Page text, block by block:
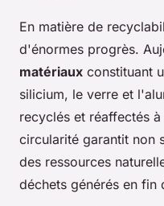
En matière de
d'énormes progrès.
matériaux constituant
silicium, le verre et
recyclés et réaffectés
circularité garantit non
des ressources
déchets générés en fin